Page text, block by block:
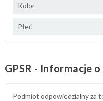
Kolor
Płeć
GPSR - Informacje
Podmiot odpowiedzialny za